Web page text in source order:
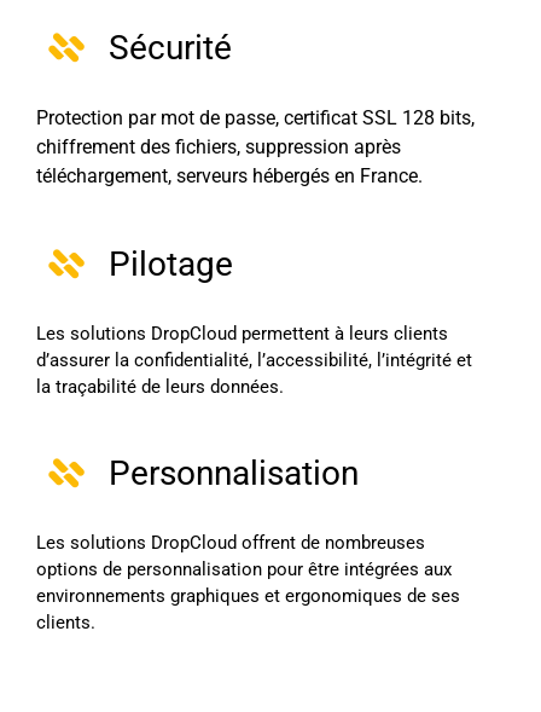
Sécurité
Protection par mot de passe, certificat SSL 128 bits,
chiffrement des fichiers, suppression après
téléchargement, serveurs hébergés en France.
Pilotage
Les solutions DropCloud permettent à leurs clients
d’assurer la confidentialité, l’accessibilité, l’intégrité et
la traçabilité de leurs données.
Personnalisation
Les solutions DropCloud offrent de nombreuses
options de personnalisation pour être intégrées aux
environnements graphiques et ergonomiques de ses
clients.